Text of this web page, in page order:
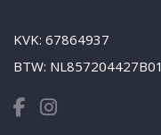
KVK: 67864937
BTW: NL857204427B01